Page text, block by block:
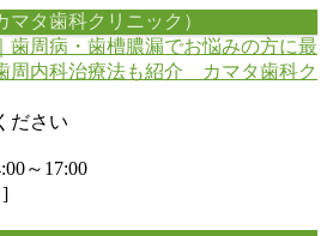
タ歯科クリニック）
ださい
～17:00